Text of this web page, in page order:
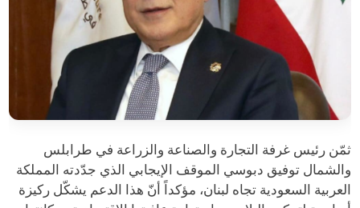
ثمّن رئيس غرفة التجارة والصناعة والزراعة في طرابلس
والشمال توفيق دبوسي الموقف الإيجابي الذي جدّدته المملكة
العربية السعودية تجاه لبنان، مؤكداً أنّ هذا الدعم يشكّل ركيزة